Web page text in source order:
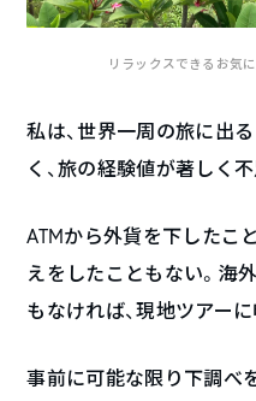
リラックスできるお気
私は、世界一周の旅に出
く、旅の経験値が著しく不
ATMから外貨を下したこ
えをしたこともない。海
もなければ、現地ツアー
事前に可能な限り下調べ